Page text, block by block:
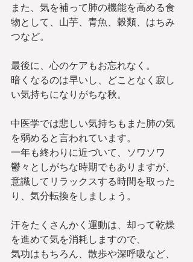
また、気を補って肺の機能を高める食
物として、山芋、青魚、穀類、はちみ
つなど。
最後に、心のケアもお忘れなく。
暗くなるのは早いし、どことなく寂し
い気持ちになりがちな秋。
中医学では悲しい気持ちもまた肺の気
を弱めると言われています。
一年も終わりに近づいて、ソワソワ
鬱々としがちな時期でもありますが、
意識してリラックスする時間を取った
り、気分転換をしましょう。
汗をたくさんかく運動は、却って乾燥
を進めて気を消耗しますので、
気功はもちろん、散歩や深呼吸など、